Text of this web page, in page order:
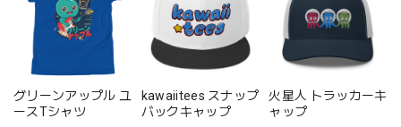
グリーンアップル ユ
ースTシャツ
kawaiitees スナップ
バックキャップ
火星人 トラッカーキ
ャップ